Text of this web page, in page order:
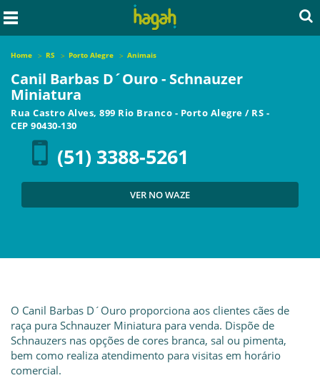
Home RS Porto Alegre Animais
Canil Barbas D´Ouro - Schnauzer
Miniatura
Rua Castro Alves, 899 Rio Branco - Porto Alegre / RS -
CEP 90430-130
(51) 3388-5261
VER NO WAZE
O Canil Barbas D´Ouro proporciona aos clientes cães de
raça pura Schnauzer Miniatura para venda. Dispõe de
Schnauzers nas opções de cores branca, sal ou pimenta,
bem como realiza atendimento para visitas em horário
comercial.